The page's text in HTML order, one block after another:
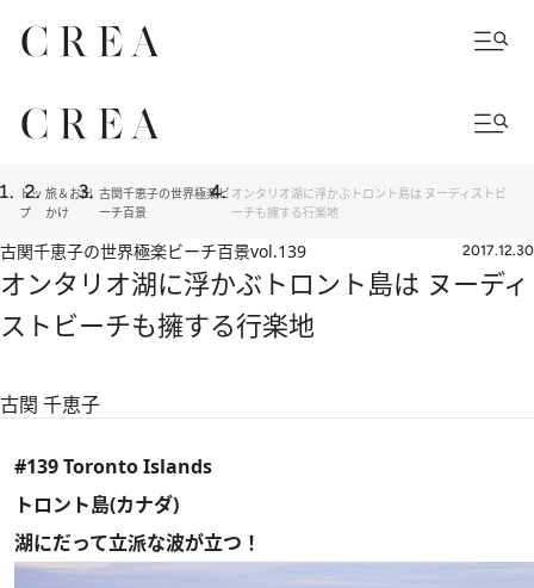
トッ
プ
旅＆お出
かけ
古関千恵子の世界極楽ビ
ーチ百景
オンタリオ湖に浮かぶトロント島は ヌーディストビ
ーチも擁する行楽地
古関千恵子の世界極楽ビーチ百景vol.139 2017.12.30
オンタリオ湖に浮かぶトロント島は ヌーディ
ストビーチも擁する行楽地
古関 千恵子
#139 Toronto Islands
トロント島(カナダ)
湖にだって立派な波が立つ！